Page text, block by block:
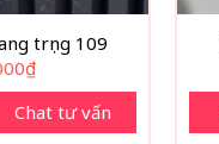
trọng 109
₫
Chat tư vấn